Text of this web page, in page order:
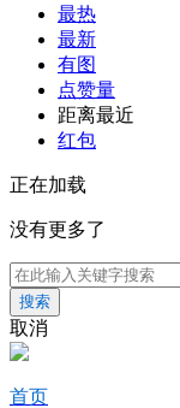
最热
最新
有图
点赞量
距离最近
红包
正在加载
没有更多了
搜索
取消
首页